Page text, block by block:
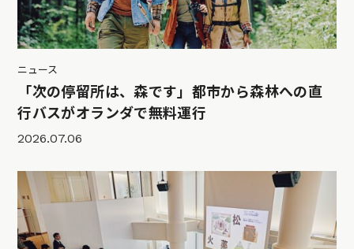
ニュース
「次の停留所は、森です」都市から森林への直
行バスがオランダで無料運行
2026.07.06